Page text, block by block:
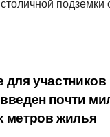
для
почти
метров жилья